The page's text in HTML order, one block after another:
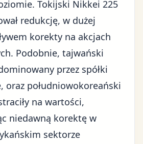
Tokijski Nikkei 225
redukcję, w dużej
korekty na akcjach
Podobnie, tajwański
przez spółki
oraz południowokoreański
na wartości,
niedawną korektę w
sektorze